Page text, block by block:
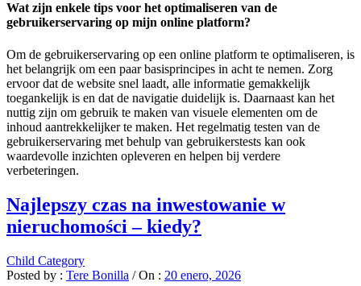
Wat zijn enkele tips voor het optimaliseren van de
gebruikerservaring op mijn online platform?
Om de gebruikerservaring op een online platform te optimaliseren, is
het belangrijk om een paar basisprincipes in acht te nemen. Zorg
ervoor dat de website snel laadt, alle informatie gemakkelijk
toegankelijk is en dat de navigatie duidelijk is. Daarnaast kan het
nuttig zijn om gebruik te maken van visuele elementen om de
inhoud aantrekkelijker te maken. Het regelmatig testen van de
gebruikerservaring met behulp van gebruikerstests kan ook
waardevolle inzichten opleveren en helpen bij verdere
verbeteringen.
Najlepszy czas na inwestowanie w
nieruchomości – kiedy?
Child Category
Posted by : Tere Bonilla / On : 20 enero, 2026